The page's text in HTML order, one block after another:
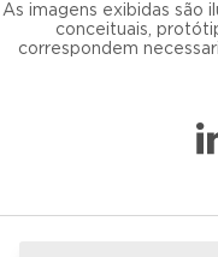
As imagens exibidas são
conceituais,
correspondem